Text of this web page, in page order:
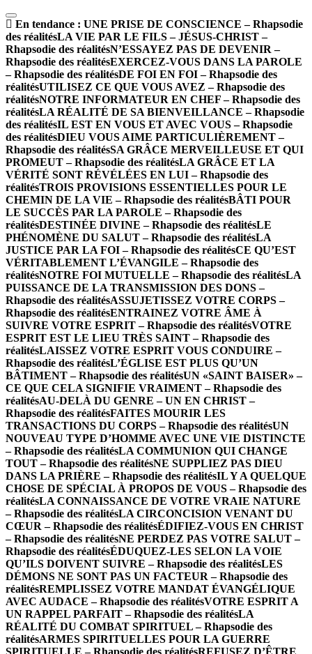
En tendance : UNE PRISE DE CONSCIENCE – Rhapsodie
des réalitésLA VIE PAR LE FILS – JÉSUS-CHRIST –
Rhapsodie des réalitésN’ESSAYEZ PAS DE DEVENIR –
Rhapsodie des réalitésEXERCEZ-VOUS DANS LA PAROLE
– Rhapsodie des réalitésDE FOI EN FOI – Rhapsodie des
réalitésUTILISEZ CE QUE VOUS AVEZ – Rhapsodie des
réalitésNOTRE INFORMATEUR EN CHEF – Rhapsodie des
réalitésLA RÉALITÉ DE SA BIENVEILLANCE – Rhapsodie
des réalitésIL EST EN VOUS ET AVEC VOUS – Rhapsodie
des réalitésDIEU VOUS AIME PARTICULIÈREMENT –
Rhapsodie des réalitésSA GRÂCE MERVEILLEUSE ET QUI
PROMEUT – Rhapsodie des réalitésLA GRÂCE ET LA
VÉRITÉ SONT RÉVÉLÉES EN LUI – Rhapsodie des
réalitésTROIS PROVISIONS ESSENTIELLES POUR LE
CHEMIN DE LA VIE – Rhapsodie des réalitésBÂTI POUR
LE SUCCÈS PAR LA PAROLE – Rhapsodie des
réalitésDESTINÉE DIVINE – Rhapsodie des réalitésLE
PHÉNOMÈNE DU SALUT – Rhapsodie des réalitésLA
JUSTICE PAR LA FOI – Rhapsodie des réalitésCE QU’EST
VÉRITABLEMENT L’ÉVANGILE – Rhapsodie des
réalitésNOTRE FOI MUTUELLE – Rhapsodie des réalitésLA
PUISSANCE DE LA TRANSMISSION DES DONS –
Rhapsodie des réalitésASSUJETISSEZ VOTRE CORPS –
Rhapsodie des réalitésENTRAINEZ VOTRE ÂME À
SUIVRE VOTRE ESPRIT – Rhapsodie des réalitésVOTRE
ESPRIT EST LE LIEU TRÈS SAINT – Rhapsodie des
réalitésLAISSEZ VOTRE ESPRIT VOUS CONDUIRE –
Rhapsodie des réalitésL’ÉGLISE EST PLUS QU’UN
BÂTIMENT – Rhapsodie des réalitésUN «SAINT BAISER» –
CE QUE CELA SIGNIFIE VRAIMENT – Rhapsodie des
réalitésAU-DELÀ DU GENRE – UN EN CHRIST –
Rhapsodie des réalitésFAITES MOURIR LES
TRANSACTIONS DU CORPS – Rhapsodie des réalitésUN
NOUVEAU TYPE D’HOMME AVEC UNE VIE DISTINCTE
– Rhapsodie des réalitésLA COMMUNION QUI CHANGE
TOUT – Rhapsodie des réalitésNE SUPPLIEZ PAS DIEU
DANS LA PRIÈRE – Rhapsodie des réalitésIL Y A QUELQUE
CHOSE DE SPÉCIAL À PROPOS DE VOUS – Rhapsodie des
réalitésLA CONNAISSANCE DE VOTRE VRAIE NATURE
– Rhapsodie des réalitésLA CIRCONCISION VENANT DU
CŒUR – Rhapsodie des réalitésÉDIFIEZ-VOUS EN CHRIST
– Rhapsodie des réalitésNE PERDEZ PAS VOTRE SALUT –
Rhapsodie des réalitésÉDUQUEZ-LES SELON LA VOIE
QU’ILS DOIVENT SUIVRE – Rhapsodie des réalitésLES
DÉMONS NE SONT PAS UN FACTEUR – Rhapsodie des
réalitésREMPLISSEZ VOTRE MANDAT ÉVANGÉLIQUE
AVEC AUDACE – Rhapsodie des réalitésVOTRE ESPRIT A
UN RAPPEL PARFAIT – Rhapsodie des réalitésLA
RÉALITÉ DU COMBAT SPIRITUEL – Rhapsodie des
réalitésARMES SPIRITUELLES POUR LA GUERRE
SPIRITUELLE – Rhapsodie des réalitésREFUSEZ D’ÊTRE